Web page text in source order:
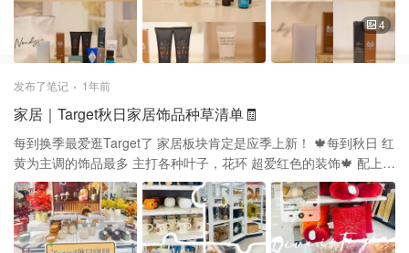
的面霜 La Prairie 莱珀妮 的面霜 Babor 的精华 Bobbi Brown 芭比·
波朗 的妆前乳 Moroccanoil 摩洛哥发油 的发油 True Botanicals 的
精华 还以一组身体护理和两个香氛 超级值！
4
发布了笔记 1年前
家居｜Target秋日家居饰品种草清单🧾
每到换季最爱逛Target了 家居板块肯定是应季上新！ 🍁每到秋日 红
黄为主调的饰品最多 主打各种叶子，花环 超爱红色的装饰🍁 配上奶
白色的花瓶 让秋日也充满了异样的生命力 🎃 南瓜装饰物也是秋季必
备呀 万圣节也可以用，奶萌奶萌的超可爱 🧽 还有各种异形抱枕 南
瓜的，蜘蛛印花的 特别有节日氛围！ 最后一图是她家经久不衰的家
居小物件 质感设计都很棒，推荐！